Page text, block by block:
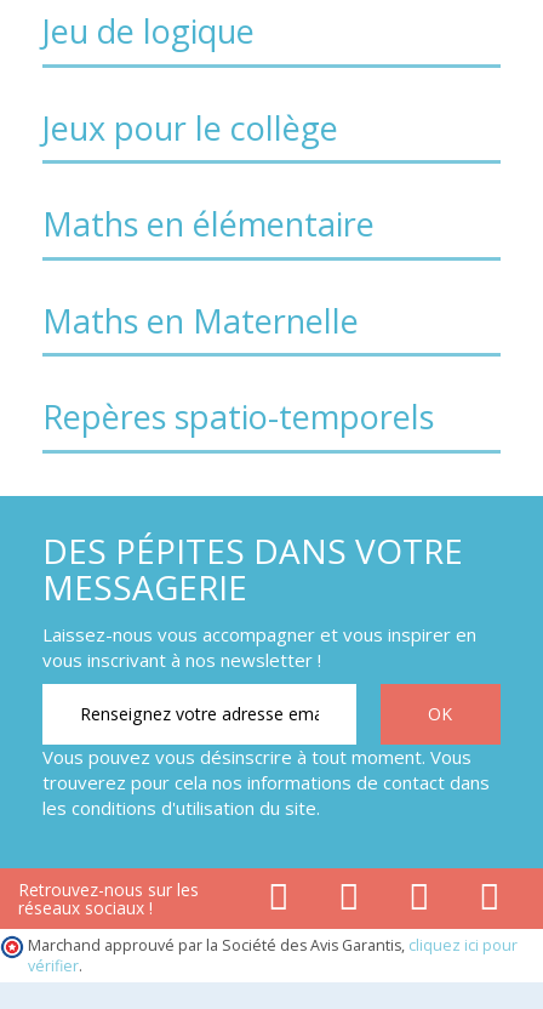
Jeu de logique
Jeux pour le collège
Maths en élémentaire
Maths en Maternelle
Repères spatio-temporels
DES PÉPITES DANS VOTRE
MESSAGERIE
Laissez-nous vous accompagner et vous inspirer en
vous inscrivant à nos newsletter !
Vous pouvez vous désinscrire à tout moment. Vous
trouverez pour cela nos informations de contact dans
les conditions d'utilisation du site.
Retrouvez-nous sur les
réseaux sociaux !
Marchand approuvé par la Société des Avis Garantis, cliquez ici pour
vérifier.